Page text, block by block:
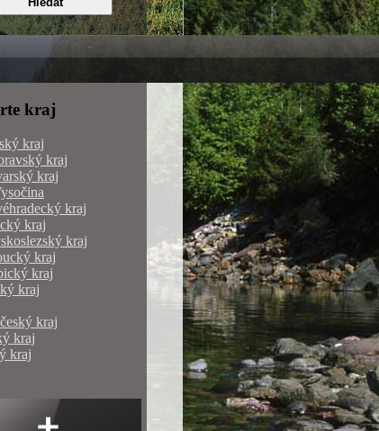
kraj
kraj
kraj
kraj
kraj
kraj
kraj
kraj
kraj
kraj
kraj
kraj
kraj